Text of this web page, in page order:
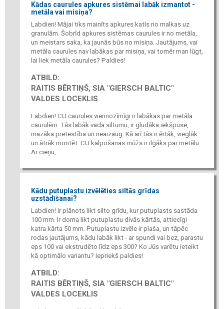
Kādas caurules apkures sistēmai labāk izmantot -
metāla vai misiņa?
Labdien! Mājai tiks mainīts apkures katls no malkas uz
granulām. Šobrīd apkures sistēmas caurules ir no metāla,
un meistars saka, ka jaunās būs no misiņa. Jautājums, vai
metāla caurules nav labākas par misiņa, vai tomēr man lūgt,
lai liek metāla caurules? Paldies!
ATBILD:
RAITIS BĒRTIŅŠ, SIA "GIERSCH BALTIC"
VALDES LOCEKLIS
Labdien! CU caurules viennozīmīgi ir labākas par metāla
caurulēm. Tās labāk vada siltumu, ir gludāka iekšpuse,
mazāka pretestība un neaizaug. Kā arī tās ir ērtāk, vieglāk
un ātrāk montēt. CU kalpošanas mūžs ir ilgāks par metālu.
Ar cieņu,...
Kādu putuplastu izvēlēties siltās grīdas
uzstādīšanai?
Labdien! Ir plānots likt silto grīdu, kur putuplasts sastāda
100 mm. Ir doma likt putuplastu divās kārtās, attiecīgi
katra kārta 50 mm. Putuplastu izvēle ir plaša, un tāpēc
rodas jautājums, kādu labāk likt - ar spundi vai bez, parastu
eps 100 vai ekstrudēto līdz eps 300? Ko Jūs varētu ieteikt
kā optimālo variantu? Iepriekš paldies!
ATBILD:
RAITIS BĒRTIŅŠ, SIA "GIERSCH BALTIC"
VALDES LOCEKLIS